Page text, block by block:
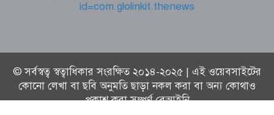
© সর্বস্বত্ব স্বত্বাধিকার সংরক্ষিত ২০১৪-২০২৫ | এই ওয়েবসাইটের
কোনো লেখা বা ছবি অনুমতি ছাড়া নকল করা বা অন্য কোথাও
প্রকাশ করা সম্পূর্ণ বেআইনি